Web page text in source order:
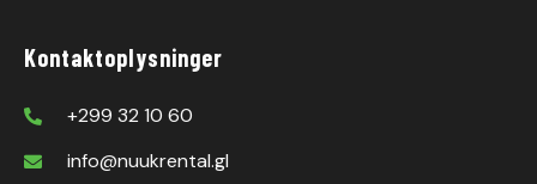
Kontaktoplysninger
+299 32 10 60
info@nuukrental.gl